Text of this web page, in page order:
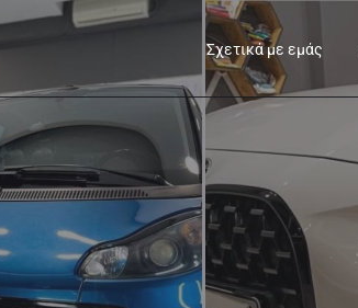
Σχετικά με εμάς